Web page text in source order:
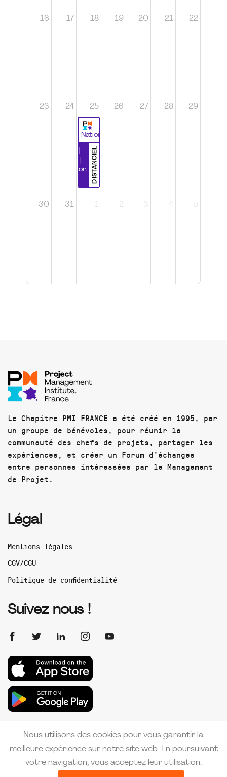
16 17 18 19 20 21 22
23 24 25
National
DISTANCIEL
Certification
26 27 28 29
30 31 1 2 3 4 5
Le Chapitre PMI FRANCE a été créé en 1995, par
un groupe de bénévoles, pour réunir la
communauté des chefs de projets, partager les
expériences, et créer un Forum d'échanges
entre personnes intéressées par le Management
de Projet.
Légal
Mentions légales
CGV/CGU
Politique de confidentialité
Suivez nous !
Copyright 2026 PMI France | Créé par
Nous utilisons des cookies pour vous garantir la
meilleure expérience sur notre site web. En poursuivant
votre navigation, vous acceptez leur utilisation.